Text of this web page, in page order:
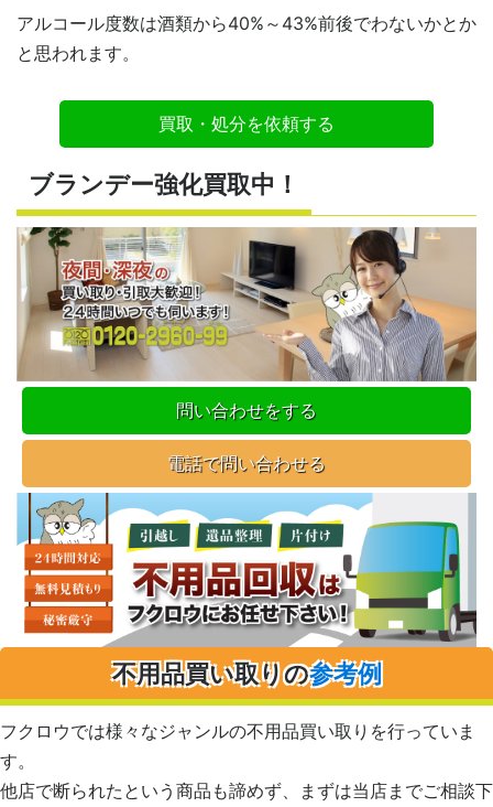
アルコール度数は酒類から40%～43%前後でわないかとか
と思われます。
買取・処分を依頼する
ブランデー強化買取中！
問い合わせをする
電話で問い合わせる
不用品買い取りの参考例
フクロウでは様々なジャンルの不用品買い取りを行っていま
す。
他店で断られたという商品も諦めず、まずは当店までご相談下